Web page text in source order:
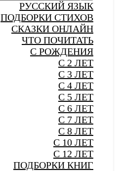
РУССКИЙ ЯЗЫК
ПОДБОРКИ СТИХОВ
СКАЗКИ ОНЛАЙН
ЧТО ПОЧИТАТЬ
С РОЖДЕНИЯ
С 2 ЛЕТ
С 3 ЛЕТ
С 4 ЛЕТ
С 5 ЛЕТ
С 6 ЛЕТ
С 7 ЛЕТ
С 8 ЛЕТ
С 10 ЛЕТ
С 12 ЛЕТ
ПОДБОРКИ КНИГ